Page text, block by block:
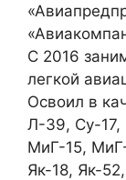
C 2016
легкой
Освоил в
Л-39, Су-17,
МиГ-15,
Як-18, Як-